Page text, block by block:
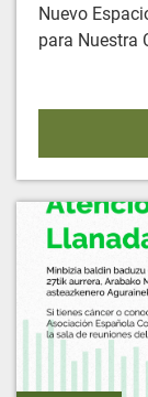
Nuevo
para Nuestra